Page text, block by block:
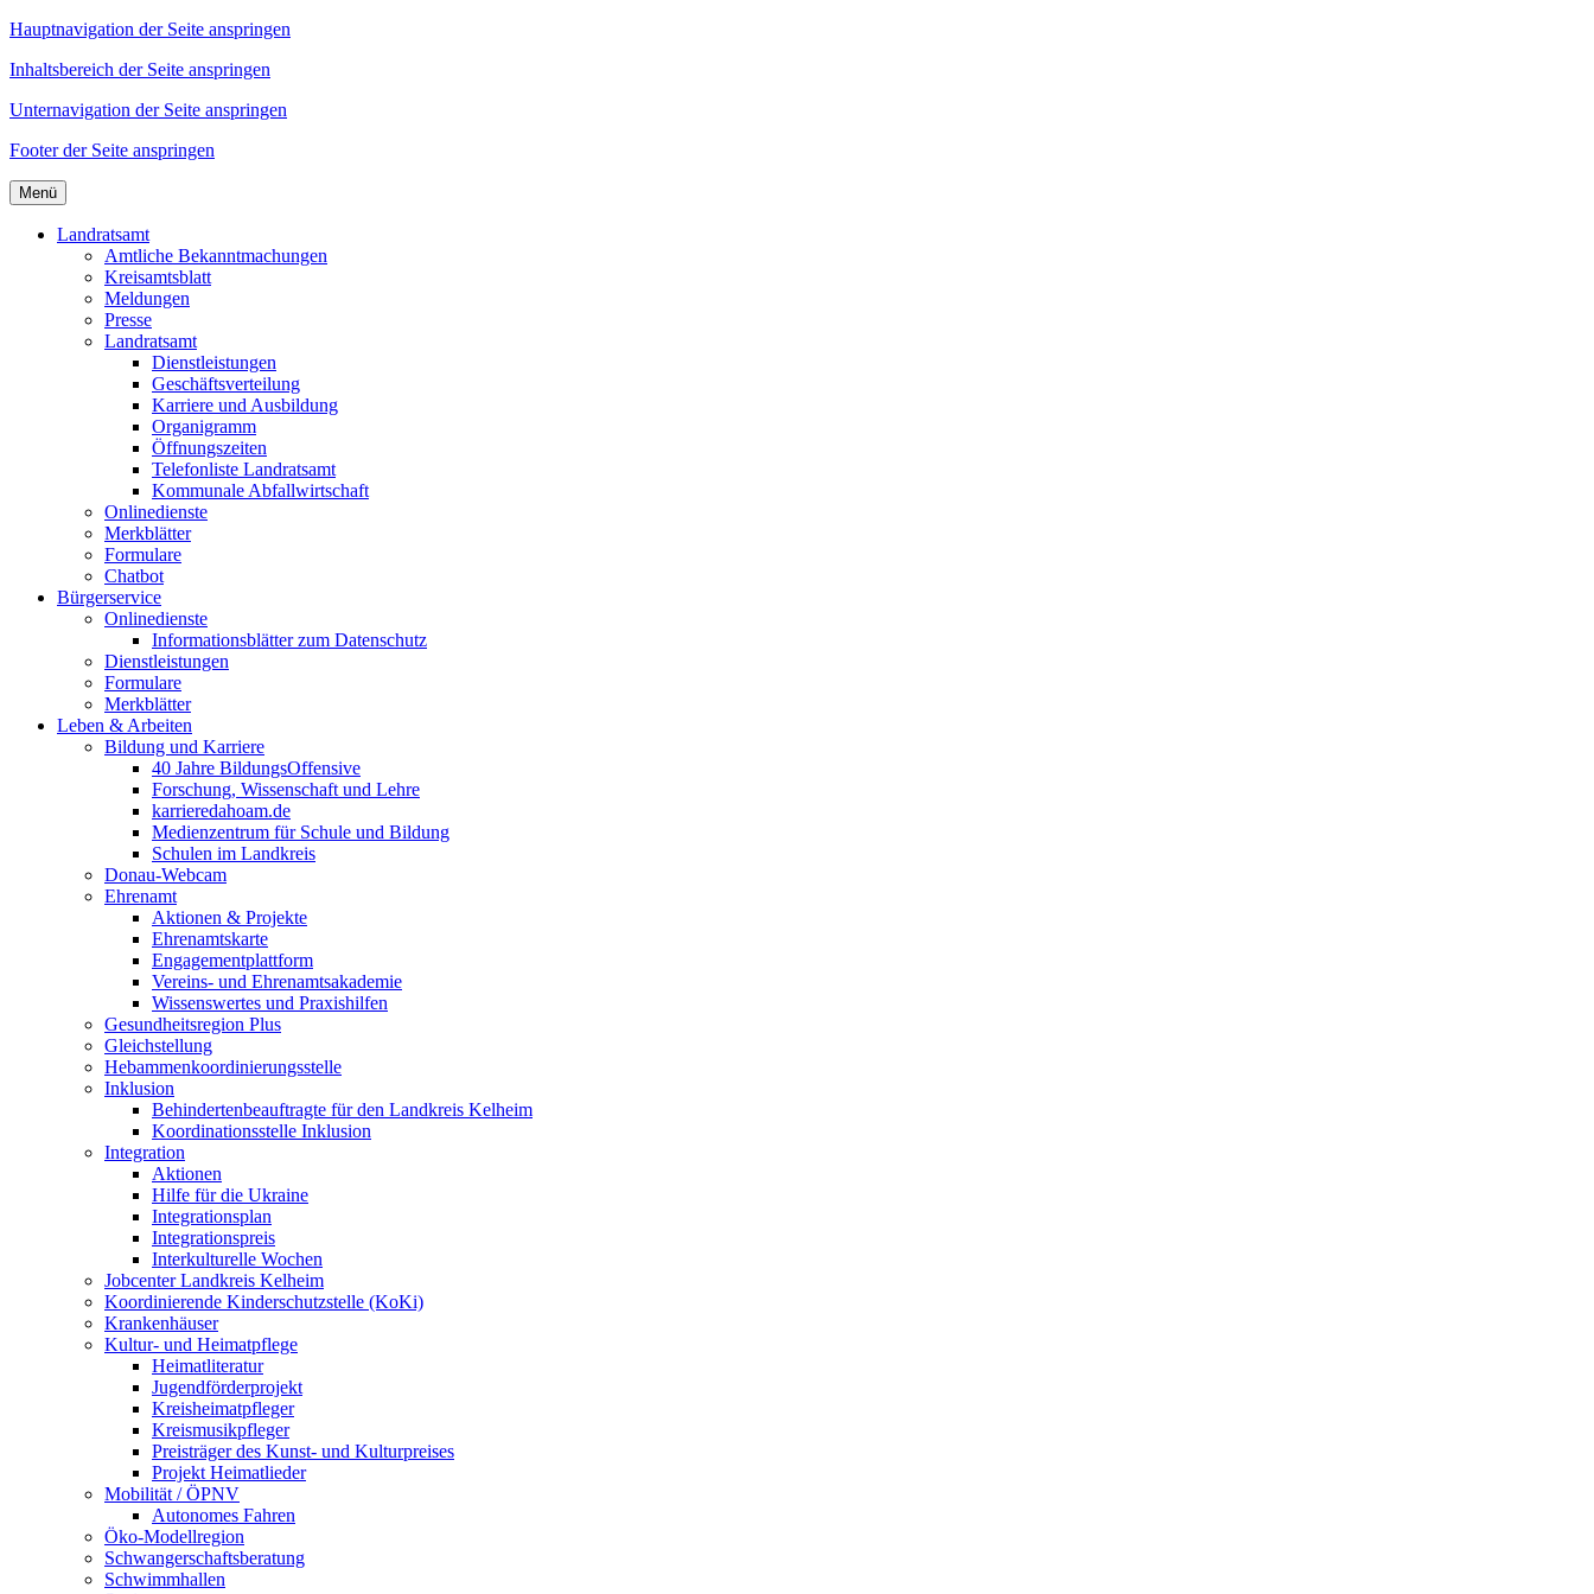
Hauptnavigation der Seite anspringen
Inhaltsbereich der Seite anspringen
Unternavigation der Seite anspringen
Footer der Seite anspringen
Menü
Landratsamt
Amtliche Bekanntmachungen
Kreisamtsblatt
Meldungen
Presse
Landratsamt
Dienstleistungen
Geschäftsverteilung
Karriere und Ausbildung
Organigramm
Öffnungszeiten
Telefonliste Landratsamt
Kommunale Abfallwirtschaft
Onlinedienste
Merkblätter
Formulare
Chatbot
Bürgerservice
Onlinedienste
Informationsblätter zum Datenschutz
Dienstleistungen
Formulare
Merkblätter
Leben & Arbeiten
Bildung und Karriere
40 Jahre BildungsOffensive
Forschung, Wissenschaft und Lehre
karrieredahoam.de
Medienzentrum für Schule und Bildung
Schulen im Landkreis
Donau-Webcam
Ehrenamt
Aktionen & Projekte
Ehrenamtskarte
Engagementplattform
Vereins- und Ehrenamtsakademie
Wissenswertes und Praxishilfen
Gesundheitsregion Plus
Gleichstellung
Hebammenkoordinierungsstelle
Inklusion
Behindertenbeauftragte für den Landkreis Kelheim
Koordinationsstelle Inklusion
Integration
Aktionen
Hilfe für die Ukraine
Integrationsplan
Integrationspreis
Interkulturelle Wochen
Jobcenter Landkreis Kelheim
Koordinierende Kinderschutzstelle (KoKi)
Krankenhäuser
Kultur- und Heimatpflege
Heimatliteratur
Jugendförderprojekt
Kreisheimatpfleger
Kreismusikpfleger
Preisträger des Kunst- und Kulturpreises
Projekt Heimatlieder
Mobilität / ÖPNV
Autonomes Fahren
Öko-Modellregion
Schwangerschaftsberatung
Schwimmhallen